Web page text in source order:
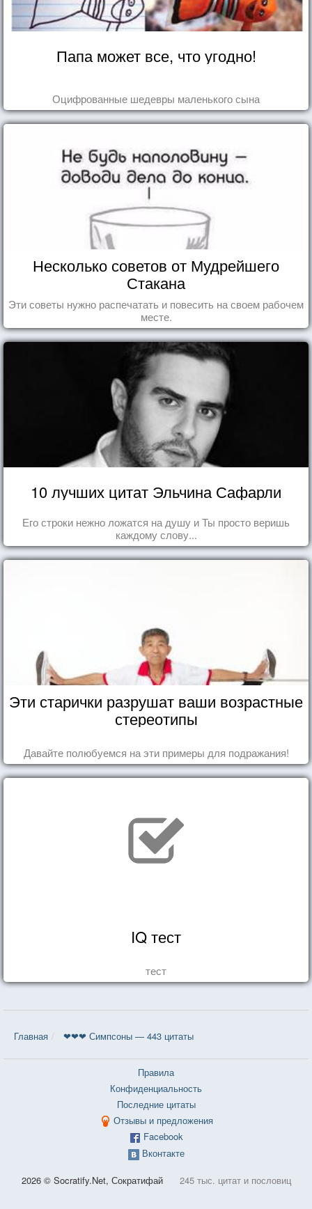
Папа может все, что угодно!
Оцифрованные шедевры маленького сына
Несколько советов от Мудрейшего
Стакана
Эти советы нужно распечатать и повесить на своем рабочем
месте.
10 лучших цитат Эльчина Сафарли
Его строки нежно ложатся на душу и Ты просто веришь
каждому слову...
Эти старички разрушат ваши возрастные
стереотипы
Давайте полюбуемся на эти примеры для подражания!
IQ тест
тест
Главная ❤❤❤ Симпсоны — 443 цитаты
Правила
Конфиденциальность
Последние цитаты
Отзывы и предложения
Facebook
Вконтакте
2026 © Socratify.Net, Сократифай 245 тыс. цитат и пословиц